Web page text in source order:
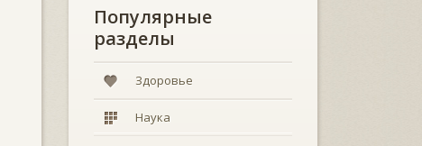
Популярные
разделы
Здоровье
Наука